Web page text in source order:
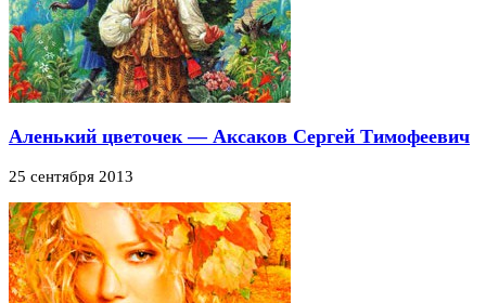
Аленький цветочек — Аксаков Сергей Тимофеевич
25 сентября 2013